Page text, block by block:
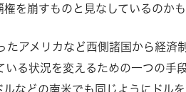
を崩すものと見なしているのかも
たアメリカなど西側諸国から経済
いる状況を変えるための一つの手
などの南米でも同じようにドル